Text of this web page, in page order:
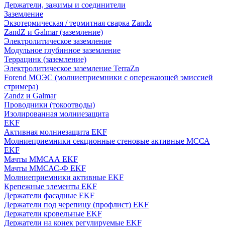
Держатели, зажимы и соединители
Заземление
Экзотермическая / термитная сварка Zandz
ZandZ и Galmar (заземление)
Электролитическое заземление
Модульное глубинное заземление
Террацинк (заземление)
Электролитическое заземление TerraZn
Forend МОЭС (молниеприемники с опережающей эмиссией
стримера)
Zandz и Galmar
Проводники (токоотводы)
Изолированная молниезащита
EKF
Активная молниезащита EKF
Молниеприемники секционные стеновые активные МССА
EKF
Мачты ММСАА EKF
Мачты ММСАС-Ф EKF
Молниеприемники активные EKF
Крепежные элементы EKF
Держатели фасадные EKF
Держатели под черепицу (профлист) EKF
Держатели кровельные EKF
Держатели на конек регулируемые EKF